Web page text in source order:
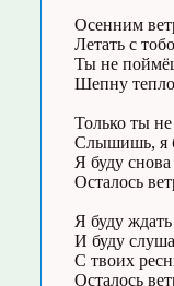
Осенним
Летать с
Ты не
Шепну
Только ты
Слышишь, я
Я буду
Осталось
Я буду
И буду
С твоих
Осталось